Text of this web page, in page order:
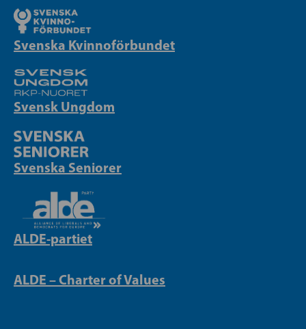
Svenska Kvinnoförbundet
Svensk Ungdom
Svenska Seniorer
ALDE-partiet
ALDE – Charter of Values